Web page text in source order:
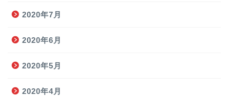
2020年7月
2020年6月
2020年5月
2020年4月